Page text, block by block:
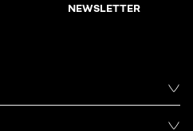
NEWSLETTER